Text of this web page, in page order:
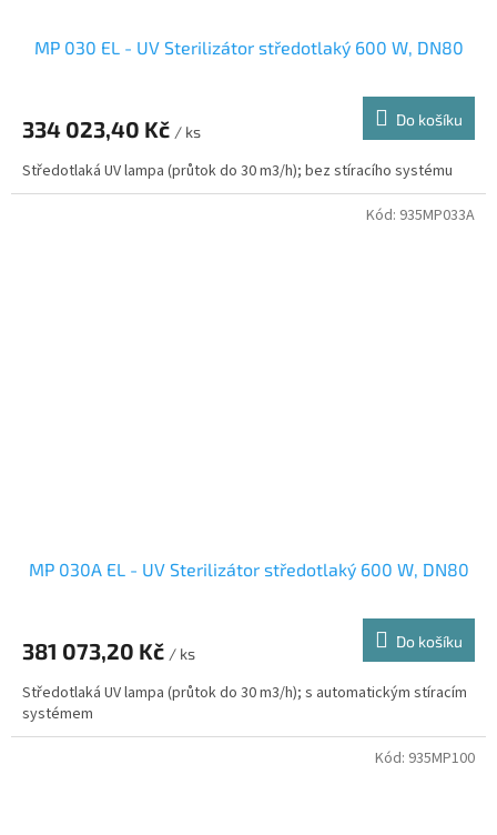
MP 030 EL - UV Sterilizátor středotlaký 600 W, DN80
334 023,40 Kč / ks
Do košíku
Středotlaká UV lampa (průtok do 30 m3/h); bez stíracího systému
MP 030A EL - UV Sterilizátor středotlaký 600 W, DN80
381 073,20 Kč / ks
Do košíku
Středotlaká UV lampa (průtok do 30 m3/h); s automatickým stíracím
systémem
Kód: 935MP033A
Kód: 935MP100